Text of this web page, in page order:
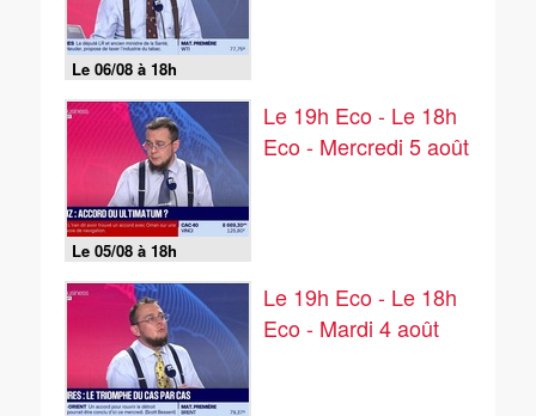
Le 06/08 à 18h
Le 05/08 à 18h
Le 19h Eco - Le 18h
Eco - Mercredi 5 août
Le 19h Eco - Le 18h
Eco - Mardi 4 août